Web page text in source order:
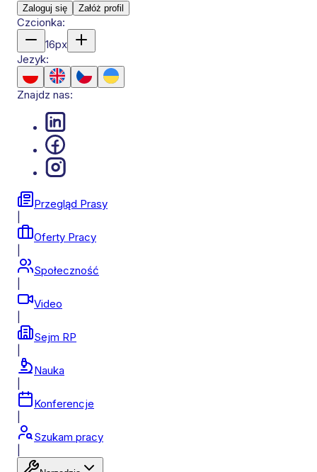
Zaloguj się Załóż profil
Czcionka:
16px
Jezyk:
Znajdz nas:
Przegląd Prasy
Oferty Pracy
Społeczność
Video
Sejm RP
Nauka
Konferencje
Szukam pracy